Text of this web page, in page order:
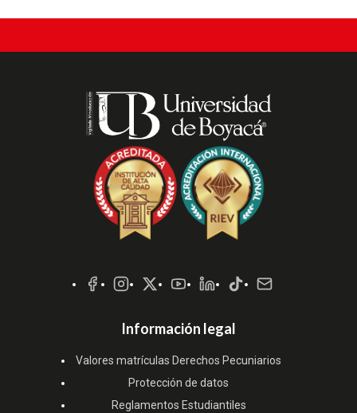
Sociales
Información legal
Valores matrículas Derechos Pecuniarios
Protección de datos
Reglamentos Estudiantiles